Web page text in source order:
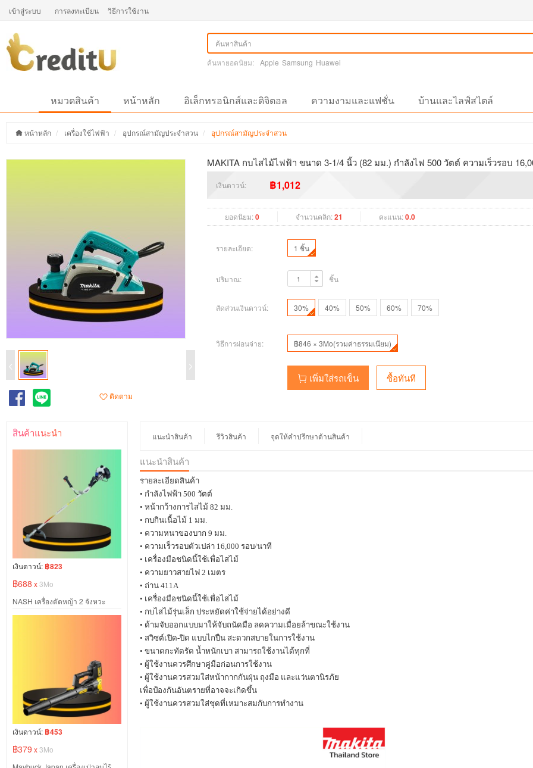
เข้าสู่ระบบ การลงทะเบียน วิธีการใช้งาน
ค้นหายอดนิยม: Apple Samsung Huawei
หมวดสินค้า หน้าหลัก อิเล็กทรอนิกส์และดิจิตอล ความงามและแฟชั่น บ้านและไลฟ์สไตล์
หน้าหลัก เครื่องใช้ไฟฟ้า อุปกรณ์สามัญประจำสวน อุปกรณ์สามัญประจำสวน
ติดตาม
MAKITA กบไสไม้ไฟฟ้า ขนาด 3-1/4 นิ้ว (82 มม.) กำลังไฟ 500 วัตต์ ความเร็วรอบ
เงินดาวน์: ฿1,012
ยอดนิยม:0 จำนวนคลิก:21 คะแนน:0.0
รายละเอียด: 1 ชิ้น
ปริมาณ: ชิ้น
สัดส่วนเงินดาวน์: 30% 40% 50% 60% 70%
วิธีการผ่อนจ่าย: ฿846 × 3Mo(รวมค่าธรรมเนียม)
เพิ่มใส่รถเข็น ซื้อทันที
สินค้าแนะนำ
เงินดาวน์: ฿823
฿688 x3Mo
NASH เครื่องตัดหญ้า 2 จังหวะ
เงินดาวน์: ฿453
฿379 x3Mo
แนะนำสินค้า รีวิวสินค้า จุดให้คำปรึกษาด้านสินค้า
แนะนำสินค้า
รายละเอียดสินค้า
• กำลังไฟฟ้า 500 วัตต์
• หน้ากว้างการไสไม้ 82 มม.
• กบกินเนื้อไม้ 1 มม.
• ความหนาของบาก 9 มม.
• ความเร็วรอบตัวเปล่า 16,000 รอบ/นาที
• เครื่องมือชนิดนี้ใช้เพื่อไสไม้
• ความยาวสายไฟ 2 เมตร
• ถ่าน 411A
• เครื่องมือชนิดนี้ใช้เพื่อไสไม้
• กบไสไม้รุ่นเล็ก ประหยัดค่าใช้จ่ายได้อย่างดี
• ด้ามจับออกแบบมาให้จับถนัดมือ ลดความเมื่อยล้าขณะใช้งาน
• สวิซต์เปิด-ปิด แบบไกปืน สะดวกสบายในการใช้งาน
• ขนาดกะทัดรัด น้ำหนักเบา สามารถใช้งานได้ทุกที่
• ผู้ใช้งานควรศึกษาคู่มือก่อนการใช้งาน
• ผู้ใช้งานควรสวมใส่หน้ากากกันฝุ่น ถุงมือ และแว่นตานิรภัย
เพื่อป้องกันอันตรายที่อาจจะเกิดขึ้น
• ผู้ใช้งานควรสวมใส่ชุดที่เหมาะสมกับการทำงาน